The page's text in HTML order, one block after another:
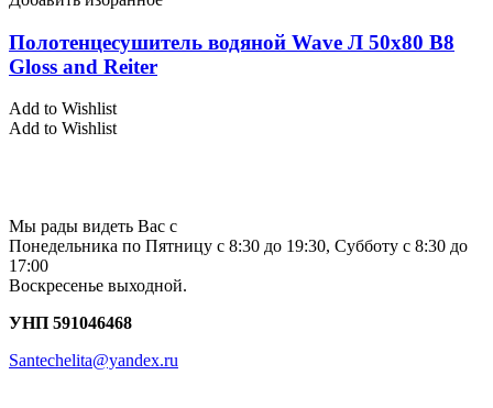
Полотенцесушитель водяной Wave Л 50х80 В8
Gloss and Reiter
Add to Wishlist
Add to Wishlist
Мы рады видеть Вас с
Понедельника по Пятницу с 8:30 до 19:30, Субботу с 8:30 до
17:00
Воскресенье выходной.
УНП 591046468
Santechelita@yandex.ru